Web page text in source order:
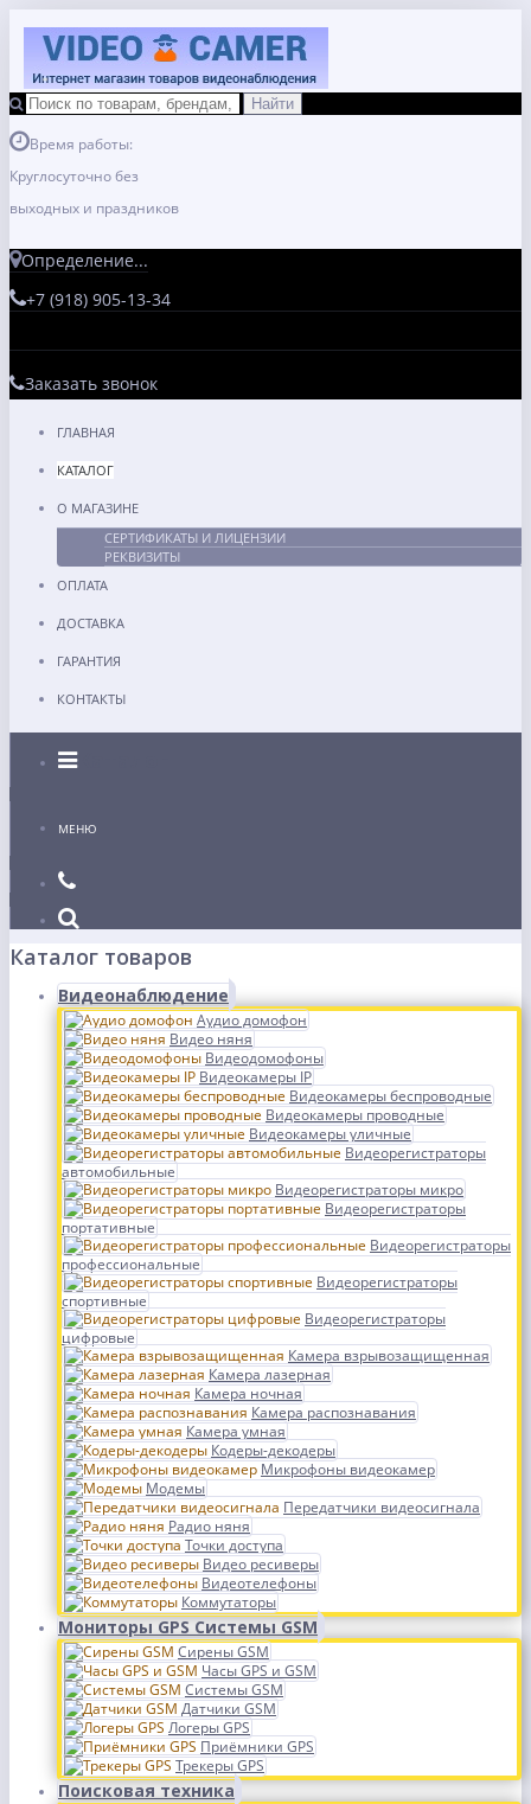
Время работы:
Круглосуточно без
выходных и праздников
Определение...
+7 (918) 905-13-34
Заказать звонок
ГЛАВНАЯ
КАТАЛОГ
О МАГАЗИНЕ
СЕРТИФИКАТЫ И ЛИЦЕНЗИИ
РЕКВИЗИТЫ
ОПЛАТА
ДОСТАВКА
ГАРАНТИЯ
КОНТАКТЫ
Каталог
МЕНЮ
Каталог товаров
Видеонаблюдение
Аудио домофон
Видео няня
Видеодомофоны
Видеокамеры IP
Видеокамеры беспроводные
Видеокамеры проводные
Видеокамеры уличные
Видеорегистраторы
автомобильные
Видеорегистраторы микро
Видеорегистраторы
портативные
Видеорегистраторы
профессиональные
Видеорегистраторы
спортивные
Видеорегистраторы
цифровые
Камера взрывозащищенная
Камера лазерная
Камера ночная
Камера распознавания
Камера умная
Кодеры-декодеры
Микрофоны видеокамер
Модемы
Передатчики видеосигнала
Радио няня
Точки доступа
Видео ресиверы
Видеотелефоны
Коммутаторы
Мониторы GPS Системы GSM
Сирены GSM
Часы GPS и GSM
Системы GSM
Датчики GSM
Логеры GPS
Приёмники GPS
Трекеры GPS
Поисковая техника